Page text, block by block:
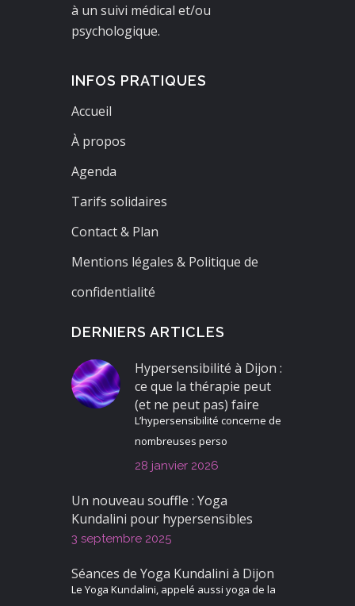
à un suivi médical et/ou
psychologique.
INFOS PRATIQUES
Accueil
À propos
Agenda
Tarifs solidaires
Contact & Plan
Mentions légales & Politique de
confidentialité
DERNIERS ARTICLES
Hypersensibilité à Dijon :
ce que la thérapie peut
(et ne peut pas) faire
L’hypersensibilité concerne de
nombreuses perso
28 janvier 2026
Un nouveau souffle : Yoga
Kundalini pour hypersensibles
3 septembre 2025
Séances de Yoga Kundalini à Dijon
Le Yoga Kundalini, appelé aussi yoga de la